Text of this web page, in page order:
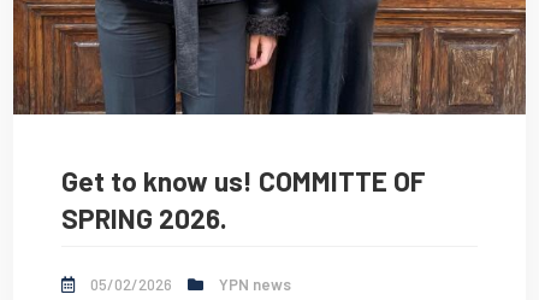
Get to know us! COMMITTE OF
SPRING 2026.
05/02/2026 YPN news